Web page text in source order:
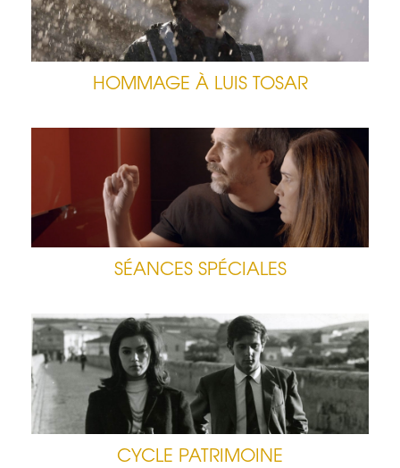
HOMMAGE À LUIS TOSAR
SÉANCES SPÉCIALES
CYCLE PATRIMOINE